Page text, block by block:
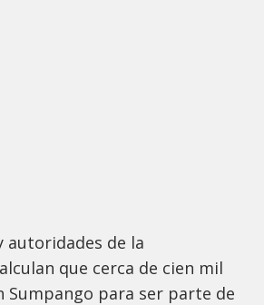
autoridades de la
que cerca de cien mil
Sumpango para ser parte de